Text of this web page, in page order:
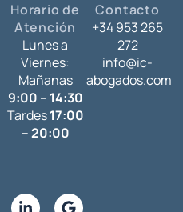
Horario de
Atención
Lunes a
Viernes:
Mañanas
9:00 – 14:30
Tardes17:00
– 20:00
Contacto
+34 953 265
272
info@ic-
abogados.com